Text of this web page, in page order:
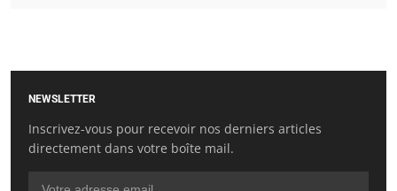
NEWSLETTER
Inscrivez-vous pour recevoir nos derniers articles
directement dans votre boîte mail.